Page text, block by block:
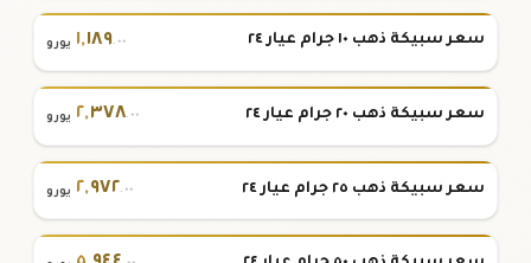
سعر سبيكة ذهب ١٠ جرام عيار ٢٤ ١,١٨٩.٠٠ يورو
سعر سبيكة ذهب ٢٠ جرام عيار ٢٤ ٢,٣٧٨.٠٠ يورو
سعر سبيكة ذهب ٢٥ جرام عيار ٢٤ ٢,٩٧٢.٠٠ يورو